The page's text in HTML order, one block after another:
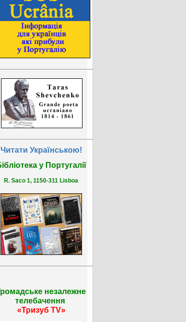
Читати Українською!
у Португалії
R. Saco 1, 1150-311 Lisboa
незалежне
телебачення
«Тризуб TV»